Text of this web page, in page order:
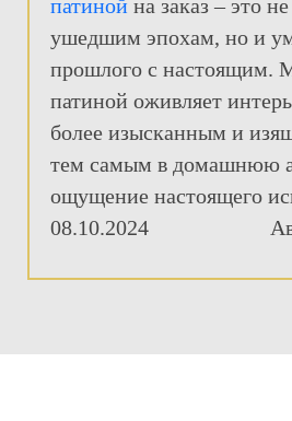
патиной на заказ – это
ушедшим эпохам, но и
прошлого с настоящим.
патиной оживляет
более изысканным и
тем самым в домашнюю
ощущение настоящего
08.10.2024